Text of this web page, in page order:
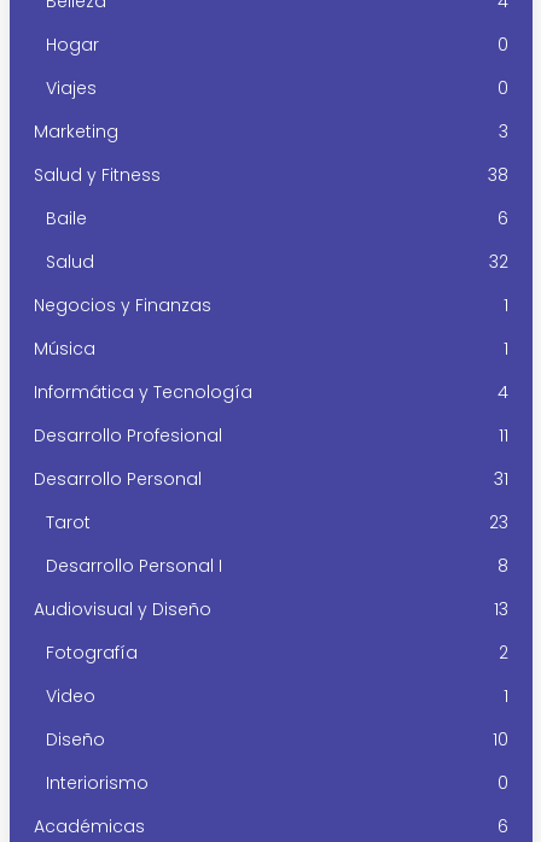
Hogar
0
Viajes
0
Marketing
3
Salud y Fitness
38
Baile
6
Salud
32
Negocios y Finanzas
1
Música
1
Informática y Tecnología
4
Desarrollo Profesional
11
Desarrollo Personal
31
Tarot
23
Desarrollo Personal I
8
Audiovisual y Diseño
13
Fotografía
2
Video
1
Diseño
10
Interiorismo
0
Académicas
6